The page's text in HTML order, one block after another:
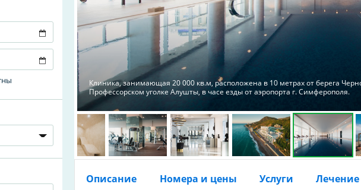
Клиника, занимающая 20 000 кв.м, расположена в 10 метрах от берега
Профессорском уголке Алушты, в часе езды от аэропорта г. Симферополя.
Описание Номера и цены Услуги Лечение